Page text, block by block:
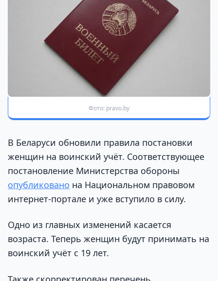
Фото: pravo.by
В Беларуси обновили правила постановки
женщин на воинский учёт. Соответствующее
постановление Министерства обороны
опубликовано на Национальном правовом
интернет-портале и уже вступило в силу.
Одно из главных изменений касается
возраста. Теперь женщин будут принимать на
воинский учёт с 19 лет.